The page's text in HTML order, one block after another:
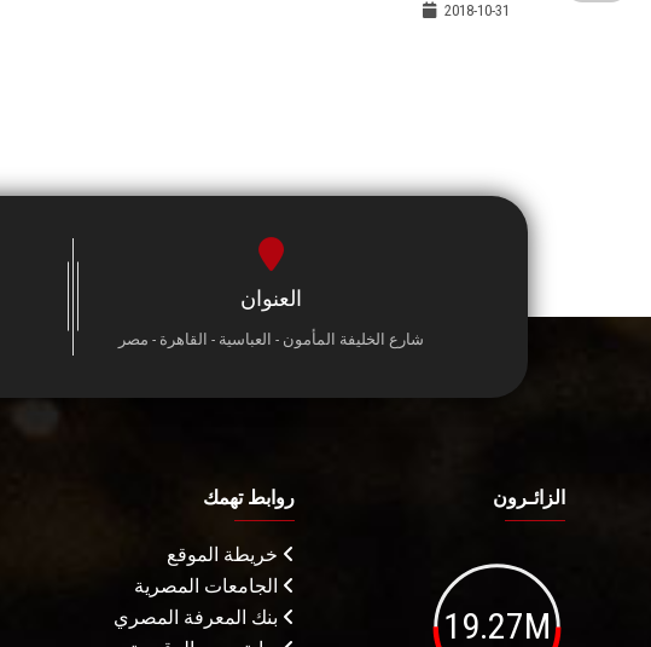
2018-10-31
العنوان
شارع الخليفة المأمون - العباسية - القاهرة - مصر
الزائـرون
19.27M
روابط تهمك
خريطة الموقع
الجامعات المصرية
بنك المعرفة المصري